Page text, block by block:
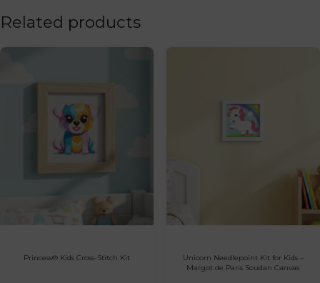
Related products
Princess® Kids Cross-Stitch Kit
Unicorn Needlepoint Kit for Kids –
Margot de Paris Soudan Canvas